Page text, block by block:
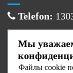
Telefon:
Email:
Manzil:
Ish vaqti
Мы
Файлы cookie